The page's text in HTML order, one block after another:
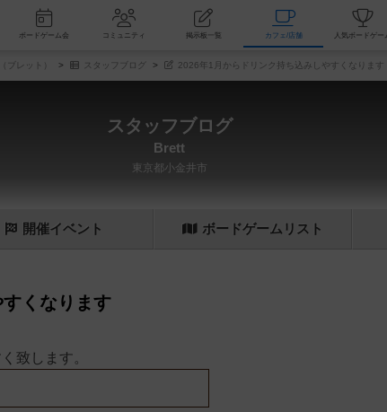
レビュー ボードゲーム会 コミュニティ 掲示板一覧 カフェ/店舗
ブレット） スタッフブログ 2026年1月からドリンク持ち込みしやすくなります
スタッフブログ
Brett
東京都小金井市
開催イベント ボードゲーム リスト
くなります
致します。